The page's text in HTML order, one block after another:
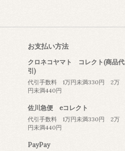
お支払い方法
クロネコヤマト コレクト(商品代
引)
代引手数料 1万円未満330円 2万
円未満440円
佐川急便 eコレクト
代引手数料 1万円未満330円 2万
円未満440円
PayPay